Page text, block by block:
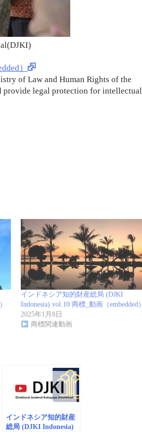
）
of Law and Human Rights of the
provide legal protection for intellectual
インドネシア知的財産総局 (DJKI
Indonesia) vol.10 商標_動画（embedded）
2025年1月8日
商標関連動画
インドネシア知的財産
総局 (DJKI Indonesia)